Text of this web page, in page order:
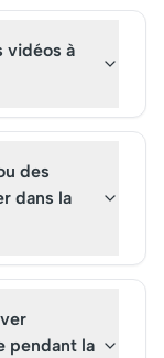
vidéos à
des
dans la
pendant la